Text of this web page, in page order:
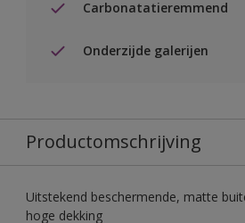
Carbonatatieremmend
Onderzijde galerijen
Productomschrijving
Uitstekend beschermende, matte
hoge dekking